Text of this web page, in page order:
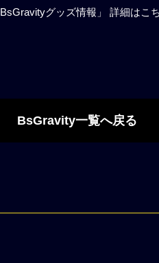
BsGravityグッズ情報」 詳細はこ
BsGravity一覧へ戻る